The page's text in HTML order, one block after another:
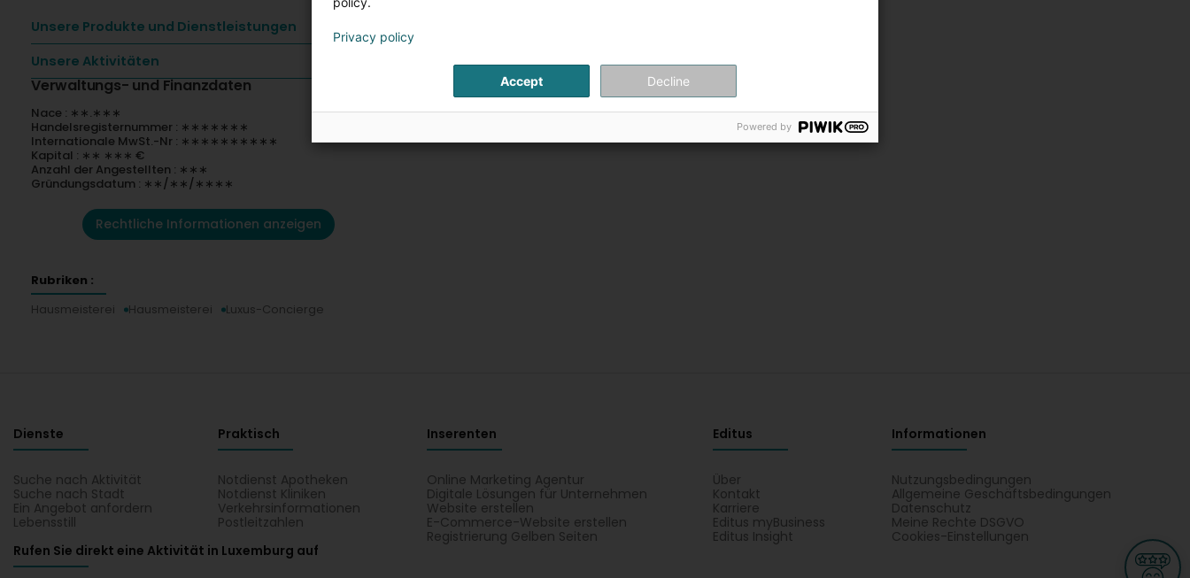
Unsere Produkte und Dienstleistungen
Unsere Aktivitäten
Verwaltungs- und Finanzdaten
Nace : ∗∗.∗∗∗
Handelsregisternummer : ∗∗∗∗∗∗∗
Internationale MwSt.-Nr : ∗∗∗∗∗∗∗∗∗∗
Kapital : ∗∗ ∗∗∗ €
Anzahl der Angestellten : ∗∗∗
Gründungsdatum : ∗∗/∗∗/∗∗∗∗
Rechtliche Informationen anzeigen
Rubriken :
Hausmeisterei
Hausmeisterei Luxus-Concierge
Dienste
Suche nach Aktivität
Suche nach Stadt
Ein Angebot anfordern
Lebensstill
Praktisch
Notdienst Apotheken
Notdienst Kliniken
Verkehrsinformationen
Postleitzahlen
Inserenten
Online Marketing Agentur
Digitale Lösungen für Unternehmen
Website erstellen
E-Commerce-Website erstellen
Registrierung Gelben Seiten
Editus
Über
Kontakt
Karriere
Editus myBusiness
Editus Insight
Informationen
Nutzungsbedingungen
Allgemeine Geschäftsbedingungen
Datenschutz
Meine Rechte DSGVO
Cookies-Einstellungen
Rufen Sie direkt eine Aktivität in Luxemburg auf
Privacy policy
Accept Decline
Powered by